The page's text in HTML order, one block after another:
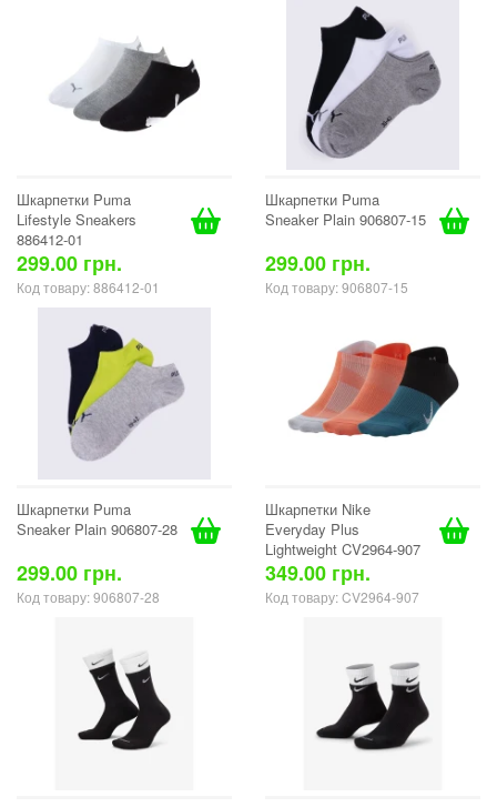
Шкарпетки Puma
Lifestyle Sneakers
886412-01
299.00 грн.
Код товару: 886412-01
Шкарпетки Puma
Sneaker Plain 906807-15
299.00 грн.
Код товару: 906807-15
Шкарпетки Puma
Sneaker Plain 906807-28
299.00 грн.
Код товару: 906807-28
Шкарпетки Nike
Everyday Plus
Lightweight CV2964-907
349.00 грн.
Код товару: CV2964-907